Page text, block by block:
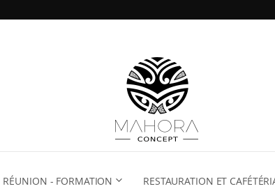
RÉUNION - FORMATION RESTAURATION ET